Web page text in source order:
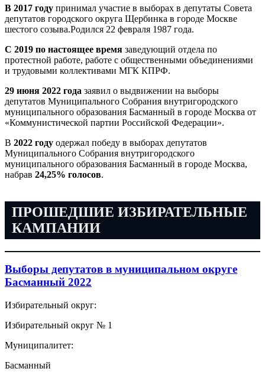
В 2017 году принимал участие в выборах в депутаты Совета
депутатов городского округа Щербинка в городе Москве
шестого созыва.Родился 22 февраля 1987 года.
С 2019 по настоящее время заведующий отдела по
протестной работе, работе с общественными объединениями
и трудовыми коллективами МГК КПРФ.
29 июня 2022 года заявил о выдвижении на выборы
депутатов Муниципального Собрания внутригородского
муниципального образования Басманный в городе Москва от
«Коммунистической партии Российской Федерации».
В 2022 году одержал победу в выборах депутатов
Муниципального Собрания внутригородского
муниципального образования Басманный в городе Москва,
набрав 24,25% голосов.
ПРОШЕДШИЕ ИЗБИРАТЕЛЬНЫЕ
КАМПАНИИ
Выборы депутатов в муниципальном округе
Басманный 2022
Избирательный округ:
Избирательный округ № 1
Муниципалитет:
Басманный